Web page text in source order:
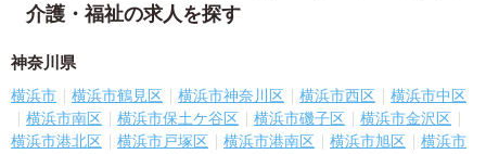
介護・福祉の求人を探す
神奈川県
横浜市 横浜市鶴見区 横浜市神奈川区 横浜市西区
横浜市中区
横浜市南区
横浜市保土ケ谷区 横浜市磯子区
横浜市金沢区
横浜市港北区
横浜市戸塚区 横浜市港南区 横浜市旭区
横浜市